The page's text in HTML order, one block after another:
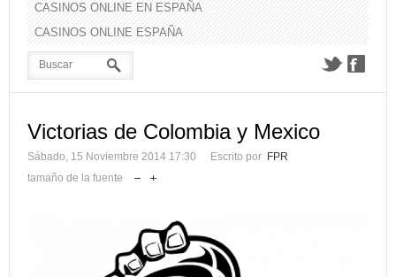
CASINOS ONLINE EN ESPAÑA
CASINOS ONLINE ESPAÑA
Victorias de Colombia y Mexico
Sábado, 15 Noviembre 2014 17:30 Escrito por FPR
tamaño de la fuente